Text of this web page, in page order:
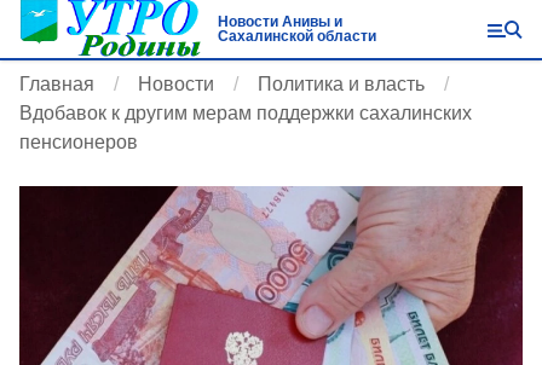
Новости Анивы и
Сахалинской области
Главная Новости
Политика и власть
Вдобавок к другим мерам поддержки сахалинских
пенсионеров